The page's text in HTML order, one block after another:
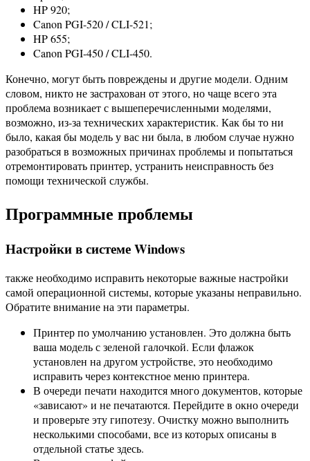
HP 920;
Canon PGI-520 / CLI-521;
HP 655;
Canon PGI-450 / CLI-450.
Конечно, могут быть повреждены и другие модели. Одним
словом, никто не застрахован от этого, но чаще всего эта
проблема возникает с вышеперечисленными моделями,
возможно, из-за технических характеристик. Как бы то ни
было, какая бы модель у вас ни была, в любом случае нужно
разобраться в возможных причинах проблемы и попытаться
отремонтировать принтер, устранить неисправность без
помощи технической службы.
Программные проблемы
Настройки в системе Windows
также необходимо исправить некоторые важные настройки
самой операционной системы, которые указаны неправильно.
Обратите внимание на эти параметры.
Принтер по умолчанию установлен. Это должна быть
ваша модель с зеленой галочкой. Если флажок
установлен на другом устройстве, это необходимо
исправить через контекстное меню принтера.
В очереди печати находится много документов, которые
«зависают» и не печатаются. Перейдите в окно очереди
и проверьте эту гипотезу. Очистку можно выполнить
несколькими способами, все из которых описаны в
отдельной статье здесь.